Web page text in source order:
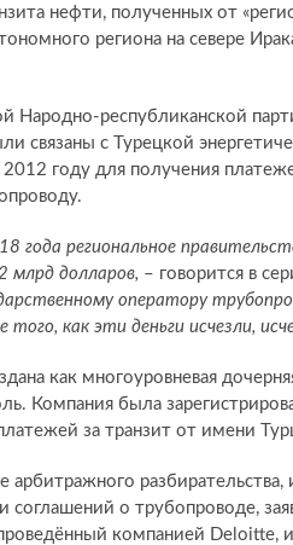
нефти, полученных от
региона на севере
Народно-республиканской
связаны с Турецкой
2012 году для получения
года региональное
млрд долларов, – говорится в
оператору
как эти деньги исчезли,
как многоуровневая
Компания была
за транзит от имени
соглашений о трубопроводе,
компанией Deloitte,